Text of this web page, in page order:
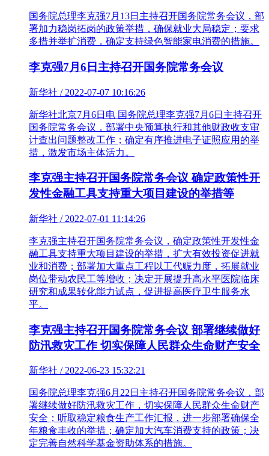
国务院总理李克强7月13日主持召开国务院常务会议，部
署加力稳岗拓岗的政策举措，确保就业大局稳定；要求
多措并举扩消费，确定支持绿色智能家电消费的措施。
李克强7月6日主持召开国务院常务会议
新华社 / 2022-07-07 10:16:26
新华社北京7月6日电 国务院总理李克强7月6日主持召开
国务院常务会议，部署中央预算执行和其他财政收支审
计查出问题整改工作；确定有序推进电子证照应用的举
措，激发市场主体活力。
李克强主持召开国务院常务会议 确定政策性开
发性金融工具支持重大项目建设的举措等
新华社 / 2022-07-01 11:14:26
李克强主持召开国务院常务会议，确定政策性开发性金
融工具支持重大项目建设的举措，扩大有效投资促进就
业和消费；部署加大重点工程以工代赈力度，拓展就业
岗位带动农民工等增收；决定开展提升高水平医院临床
研究和成果转化能力试点，促进提高医疗卫生服务水
平。
李克强主持召开国务院常务会议 部署继续做好
防汛救灾工作 切实保障人民群众生命财产安全
新华社 / 2022-06-23 15:32:21
国务院总理李克强6月22日主持召开国务院常务会议，部
署继续做好防汛救灾工作，切实保障人民群众生命财产
安全；听取稳定粮食生产工作汇报，进一步部署确保全
年粮食丰收的举措；确定加大汽车消费支持的政策；决
定完善自然科学基金资助体系的措施。